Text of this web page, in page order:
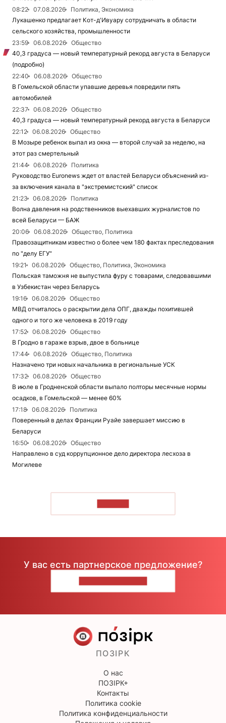
08:22
07.08.2026
Политика, Экономика
Лукашенко предлагает Кот-д'Ивуару сотрудничать в области
сельского хозяйства, промышленности
23:59
06.08.2026
Общество
40,3 градуса — новый температурный рекорд августа в Беларуси
(подробно)
22:40
06.08.2026
Общество
В Гомельской области упавшие деревья повредили пять
автомобилей
22:37
06.08.2026
Общество
40,3 градуса — новый температурный рекорд августа в Беларуси
22:12
06.08.2026
Общество
В Мозыре ребенок выпал из окна — второй случай за неделю, на
этот раз смертельный
21:44
06.08.2026
Политика
Руководство Euronews ждет от властей Беларуси объяснений из-
за включения канала в "экстремистский" список
21:23
06.08.2026
Политика
Волна давления на родственников выехавших журналистов по
всей Беларуси — БАЖ
20:06
06.08.2026
Общество, Политика
Правозащитникам известно о более чем 180 фактах преследования
по "делу ЕГУ"
19:21
06.08.2026
Общество, Политика, Экономика
Польская таможня не выпустила фуру с товарами, следовавшими
в Узбекистан через Беларусь
19:16
06.08.2026
Общество
МВД отчиталось о раскрытии дела ОПГ, дважды похитившей
одного и того же человека в 2019 году
17:52
06.08.2026
Общество
В Гродно в гараже взрыв, двое в больнице
17:44
06.08.2026
Общество, Политика
Назначено три новых начальника в региональные УСК
17:32
06.08.2026
Общество
В июле в Гродненской области выпало полторы месячные нормы
осадков, в Гомельской — менее 60%
17:18
06.08.2026
Политика
Поверенный в делах Франции Руайе завершает миссию в
Беларуси
16:50
06.08.2026
Общество
Направлено в суд коррупционное дело директора лесхоза в
Могилеве
У вас есть партнерское предложение?
ПОЗІРК
О нас
ПОЗІРК+
Контакты
Политика cookie
Политика конфиденциальности